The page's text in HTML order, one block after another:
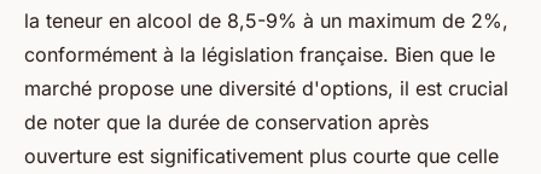
la teneur en alcool de 8,5-9% à un maximum de 2%,
conformément à la législation française. Bien que le
marché propose une diversité d'options, il est crucial
de noter que la durée de conservation après
ouverture est significativement plus courte que celle